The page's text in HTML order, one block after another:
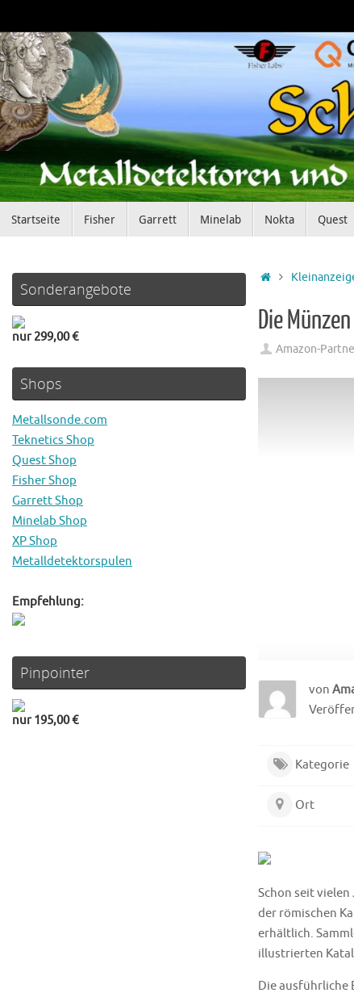
Inhalt
springen
Inhalt
Startseite Fisher Garrett Minelab Nokta Quest
Startseite
Die
Amazon-
von
Kategorie
Ort
Schon seit
der römischen
erhältlich.
illustrierten
Die ausführliche
Sonderangebote
nur 299,00 €
Shops
Metallsonde.com
Teknetics Shop
Quest Shop
Fisher Shop
Garrett Shop
Minelab Shop
XP Shop
Metalldetektorspulen
Empfehlung:
Pinpointer
nur 195,00 €